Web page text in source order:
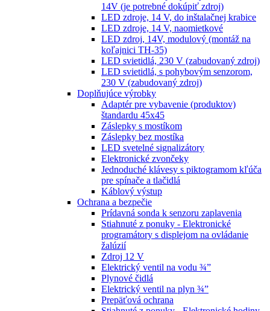
14V (je potrebné dokúpiť zdroj)
LED zdroje, 14 V, do inštalačnej krabice
LED zdroje, 14 V, naomietkové
LED zdroj, 14V, modulový (montáž na
koľajnici TH-35)
LED svietidlá, 230 V (zabudovaný zdroj)
LED svietidlá, s pohybovým senzorom,
230 V (zabudovaný zdroj)
Doplňujúce výrobky
Adaptér pre vybavenie (produktov)
štandardu 45x45
Záslepky s mostíkom
Záslepky bez mostíka
LED svetelné signalizátory
Elektronické zvončeky
Jednoduché klávesy s piktogramom kľúča
pre spínače a tlačidlá
Káblový výstup
Ochrana a bezpečie
Prídavná sonda k senzoru zaplavenia
Stiahnuté z ponuky - Elektronické
programátory s displejom na ovládanie
žalúzií
Zdroj 12 V
Elektrický ventil na vodu ¾”
Plynové čidlá
Elektrický ventil na plyn ¾”
Prepäťová ochrana